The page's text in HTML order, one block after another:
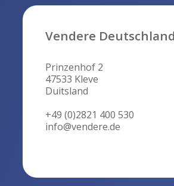
Vendere
Prinzenhof 2
47533 Kleve
Duitsland
+49 (0)2821 400 530
info@vendere.de